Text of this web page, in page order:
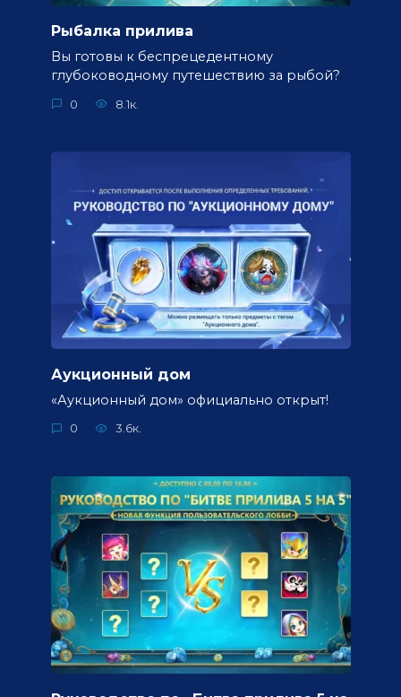
Рыбалка прилива
Вы готовы к беспрецедентному
глубоководному путешествию за рыбой?
0 8.1к.
Аукционный дом
«Аукционный дом» официально открыт!
0 3.6к.